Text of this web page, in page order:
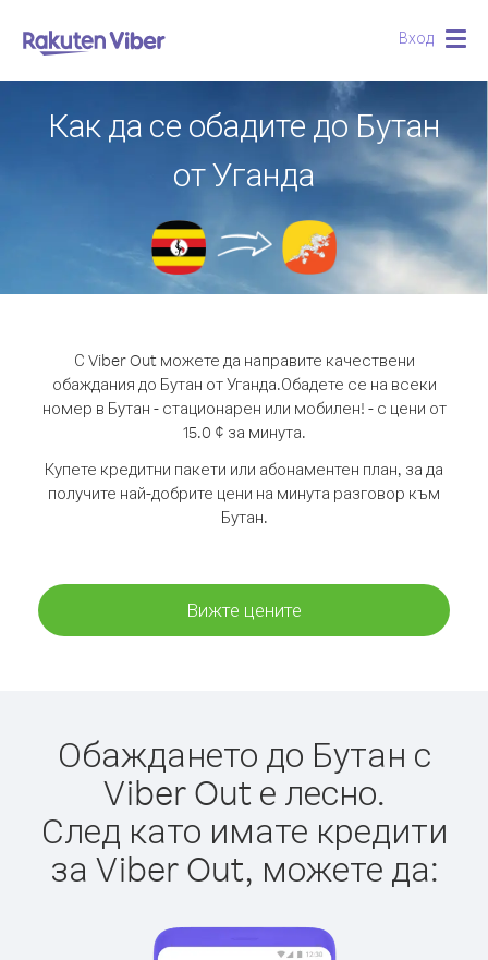
Вход
Как да се обадите до Бутан
от Уганда
С Viber Out можете да направите качествени
обаждания до Бутан от Уганда.Обадете се на всеки
номер в Бутан - стационарен или мобилен! - с цени от
15.0 ¢ за минута.
Купете кредитни пакети или абонаментен план, за да
получите най-добрите цени на минута разговор към
Бутан.
Вижте цените
Обаждането до Бутан с
Viber Out е лесно.
След като имате кредити
за Viber Out, можете да: